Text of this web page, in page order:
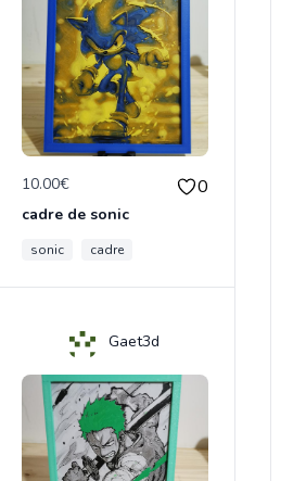
10.00€ 0
cadre de sonic
sonic cadre
Gaet3d